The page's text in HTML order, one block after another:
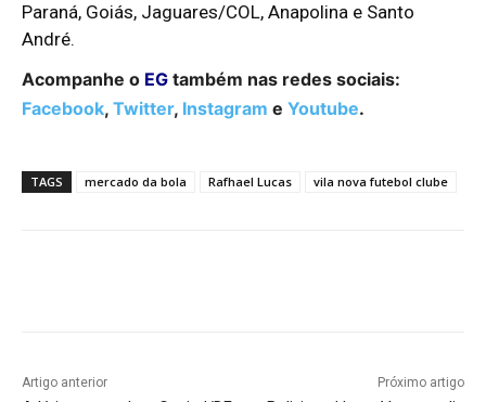
Paraná, Goiás, Jaguares/COL, Anapolina e Santo
André.
Acompanhe o EG também nas redes sociais:
Facebook, Twitter, Instagram e Youtube.
TAGS mercado da bola Rafhael Lucas vila nova futebol clube
Artigo anterior Próximo artigo